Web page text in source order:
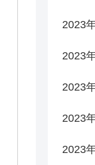
2023
2023
2023
2023
2023